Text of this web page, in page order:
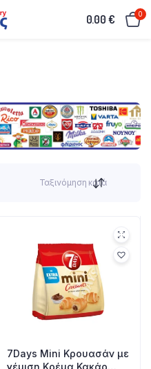
0.00€ 0
Ταξινόμηση κατά
7Days Mini Κρουασάν με